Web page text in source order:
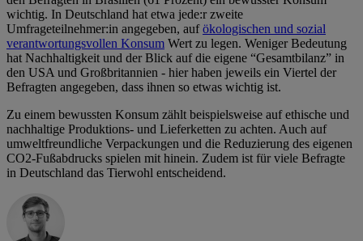
wichtig. In Deutschland hat etwa jede:r zweite
Umfrageteilnehmer:in angegeben, aufökologischen und sozial
verantwortungsvollen Konsum Wert zu legen. Weniger Bedeutung
hat Nachhaltigkeit und der Blick auf die eigene “Gesamtbilanz” in
den USA und Großbritannien - hier haben jeweils ein Viertel der
Befragten angegeben, dass ihnen so etwas wichtig ist.
Zu einem bewussten Konsum zählt beispielsweise auf ethische und
nachhaltige Produktions- und Lieferketten zu achten. Auch auf
umweltfreundliche Verpackungen und die Reduzierung des eigenen
CO2-Fußabdrucks spielen mit hinein. Zudem ist für viele Befragte
in Deutschland das Tierwohl entscheidend.